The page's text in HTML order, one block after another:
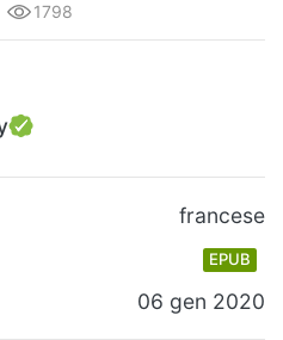
1798
francese
EPUB
06 gen 2020